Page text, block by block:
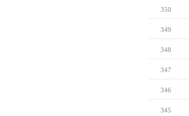
350
349
348
347
346
345